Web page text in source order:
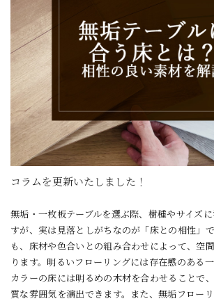
コラムを更新いたしました！
無垢・一枚板テーブルを選ぶ際、樹種やサイズ
すが、実は見落としがちなのが「床との相性」
も、床材や色合いとの組み合わせによって、空
ります。明るいフローリングには存在感のある
カラーの床には明るめの木材を合わせることで
質な雰囲気を演出できます。また、無垢フロー